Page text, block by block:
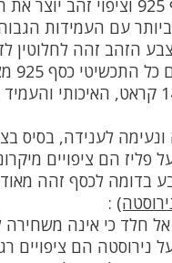
עם העמידות
הזהב זהה לחלוטין
כסף 925 מצופים
לענידה, בסיס
פליז הם ציפויים
:
חלד כי אינה משחירה
נירוסטה הם ציפויים